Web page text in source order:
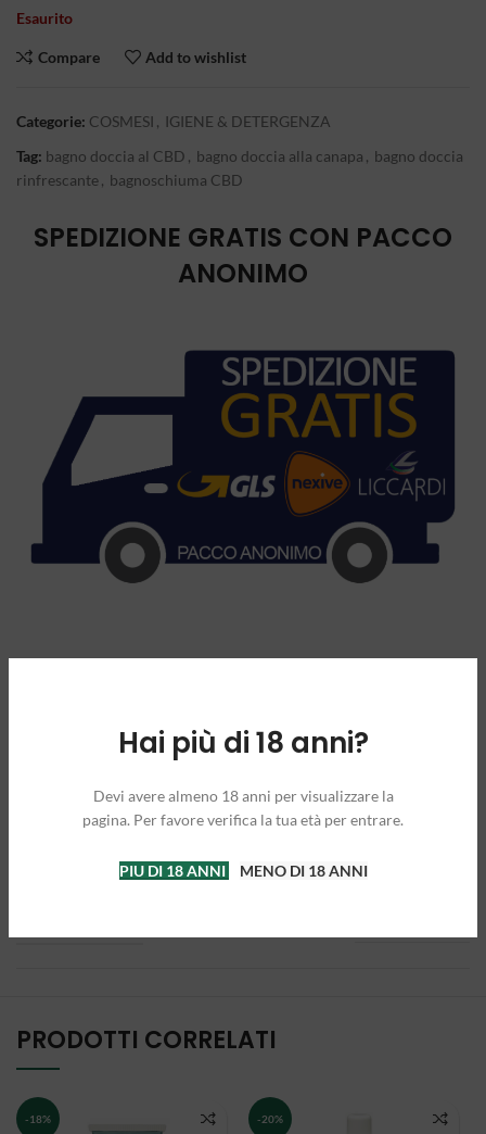
Hai più di 18 anni?
Devi avere almeno 18 anni per visualizzare la
pagina. Per favore verifica la tua età per entrare.
PIU DI 18 ANNI MENO DI 18 ANNI
Esaurito
Compare Add to wishlist
Categorie: COSMESI , IGIENE & DETERGENZA
Tag: bagno doccia al CBD , bagno doccia alla canapa , bagno doccia
rinfrescante, bagnoschiuma CBD
SPEDIZIONE GRATIS CON PACCO
ANONIMO
INFORMAZIONI AGGIUNTIVE
PRODOTTI CORRELATI
-18% -20%